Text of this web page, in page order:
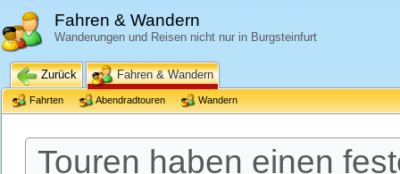
Fahren & Wandern
Wanderungen und Reisen nicht nur in Burgsteinfurt
Zurück Fahren & Wandern
Fahrten Abendradtouren Wandern
Touren haben einen